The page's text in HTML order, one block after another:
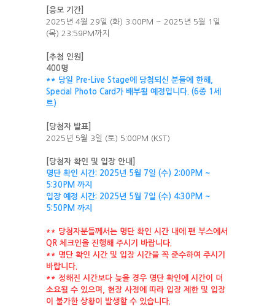
응모 기간]
2025년 4월 29일 (화) 3:00PM ~ 2025년 5월 1일
(목) 23:59PM까지
[추첨 인원]
400명
** 당일 Pre-Live Stage에 당첨되신 분들에 한해,
Special Photo Card가 배부될 예정입니다. (6종 1세
트)
당첨자 발표]
2025년 5월 3일 (토) 5:00PM (KST)
당첨자 확인 및 입장 안내
명단 확인 시간: 2025년 5월 7일 (수) 2:00PM ~
5:30PM 까지
입장 예정 시간: 2025년 5월 7일 (수) 4:30PM ~
5:50PM 까지
** 당첨자분들께서는 명단 확인 시간 내에 팬 부스에서
QR 체크인을 진행해 주시기 바랍니다
** 명단 확인 시간 및 입장 시간을 꼭 준수하여 주시기
바랍니다
** 정해진 시간보다 늦을 경우 명단 확인에 시간이
더
소요될 수 있으며 현장 사정에 따라 입장 제한 및 입장
이
불가한 상황이 발생할 수 있습니다